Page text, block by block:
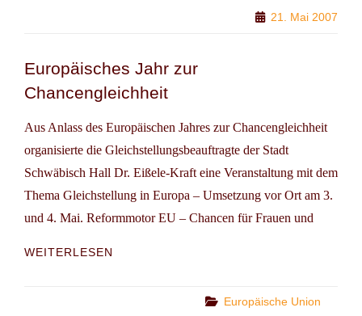
21. Mai 2007
Europäisches Jahr zur
Chancengleichheit
Aus Anlass des Europäischen Jahres zur Chancengleichheit
organisierte die Gleichstellungsbeauftragte der Stadt
Schwäbisch Hall Dr. Eißele-Kraft eine Veranstaltung mit dem
Thema Gleichstellung in Europa – Umsetzung vor Ort am 3.
und 4. Mai. Reformmotor EU – Chancen für Frauen und
WEITERLESEN
CHANCENGLEICHHEITCategories
Europäische Union